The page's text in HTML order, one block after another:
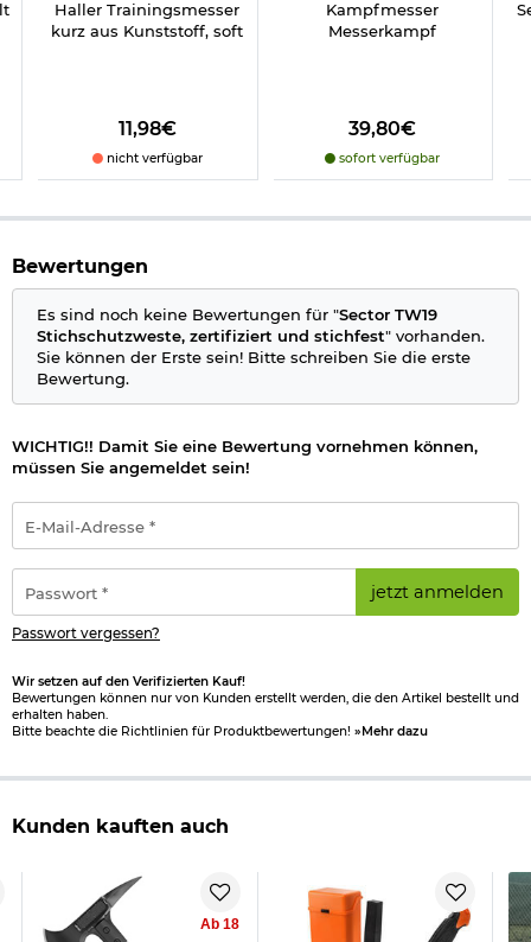
Marke: Sector
Herstellerinformationen
Haller Trainingsmesser
kurz aus Kunststoff, soft
11,98€
nicht verfügbar
Kampfmesser
Messerkampf
39,80€
sofort verfügbar
Bewertungen
Es sind noch keine Bewertungen für "Sector TW19
Stichschutzweste, zertifiziert und stichfest" vorhanden.
Sie können der Erste sein! Bitte schreiben Sie die erste
Bewertung.
WICHTIG!! Damit Sie eine Bewertung vornehmen können,
müssen Sie angemeldet sein!
Mail-
Adresse
*
jetzt anmelden
Passwort vergessen?
Wir setzen auf den Verifizierten Kauf!
Bewertungen können nur von Kunden erstellt werden, die den Artikel bestellt und
erhalten haben.
Bitte beachte die Richtlinien für Produktbewertungen! »Mehr dazu
Kunden kauften auch
Ab 18